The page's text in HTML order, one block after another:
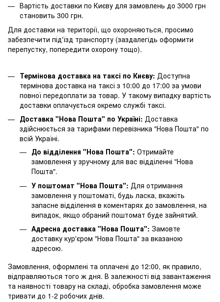
Вартість доставки по Києву для замовлень до 3000 грн
становить 300 грн.
Для доставки на території, що охороняються, просимо
забезпечити під'їзд транспорту (заздалегідь оформити
перепустку, попередити охорону тощо).
Термінова доставка на таксі по Києву: Доступна
термінова доставка на таксі з 10:00 до 17:00 за умови
повної передоплати за товар. У такому випадку вартість
доставки оплачується окремо службі таксі.
Доставка "Нова Пошта" по Україні: Доставка
здійснюється за тарифами перевізника "Нова Пошта" по
всій Україні.
До відділення "Нова Пошта": Отримайте
замовлення у зручному для вас відділенні "Нова
Пошта".
У поштомат "Нова Пошта": Для отримання
замовлення у поштоматі, будь ласка, вкажіть
запасне відділення в коментарях до замовлення, на
випадок, якщо обраний поштомат буде зайнятий.
Адресна доставка "Нова Пошта": Замовте
доставку кур'єром "Нова Пошта" за вказаною
адресою.
Замовлення, оформлені та оплачені до 12:00, як правило,
відправляються того ж дня. В залежності від завантаження
та наявності товару на складі, обробка замовлення може
тривати до 1-2 робочих днів.